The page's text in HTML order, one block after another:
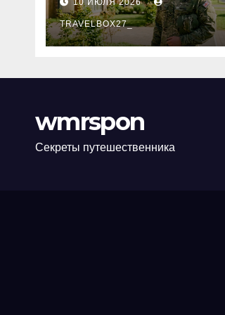
программе НИС и
перечень
аккредитованных
10 ИЮЛЯ 2026
TRAVELBOX27_
wmrspon
Секреты путешественника